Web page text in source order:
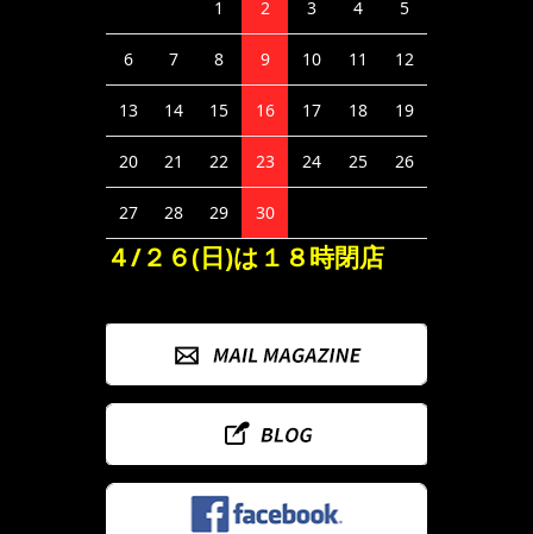
1 2 3 4 5
6 7 8 9 10 11 12
13 14 15 16 17 18 19
20 21 22 23 24 25 26
27 28 29 30
４/２６(日)は１８時閉店